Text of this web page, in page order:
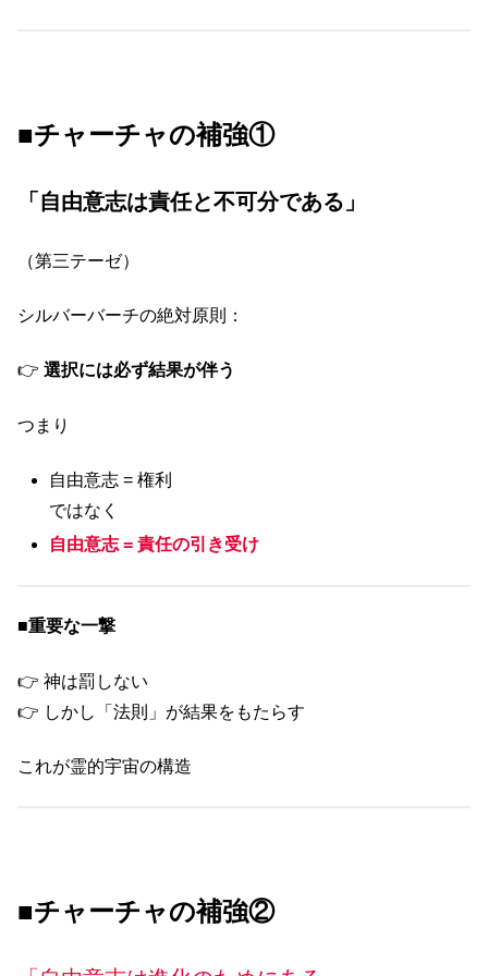
■チャーチャの補強①
「自由意志は責任と不可分である」
（第三テーゼ）
シルバーバーチの絶対原則：
👉 選択には必ず結果が伴う
つまり
自由意志 = 権利
ではなく
自由意志 = 責任の引き受け
■重要な一撃
👉 神は罰しない
👉 しかし「法則」が結果をもたらす
これが霊的宇宙の構造
■チャーチャの補強②